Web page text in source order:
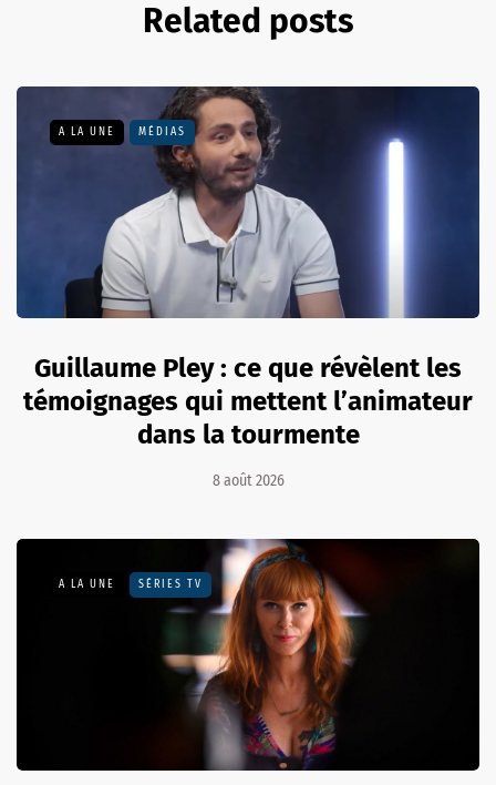
Related posts
A LA UNE MÉDIAS
Guillaume Pley : ce que révèlent les
témoignages qui mettent l’animateur
dans la tourmente
8 août 2026
A LA UNE SÉRIES TV